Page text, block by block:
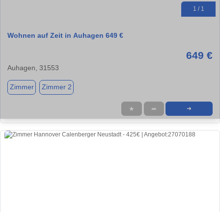
1 / 1
Wohnen auf Zeit in Auhagen 649 €
649 €
Auhagen, 31553
Zimmer Zimmer 2
★ ➦ ➜